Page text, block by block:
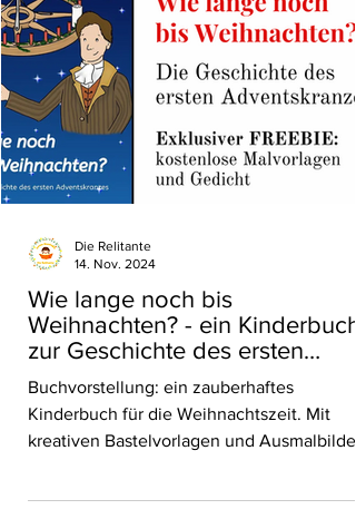
Wie lange noch bis
Weihnachten? - ein Kinderbuch
zur Geschichte des ersten
Adventskranzes und kostenlose
Malvorlagen
Buchvorstellung: ein zauberhaftes
Kinderbuch für die Weihnachtszeit. Mit
kreativen Bastelvorlagen und
Die Relitante
14. Nov. 2024